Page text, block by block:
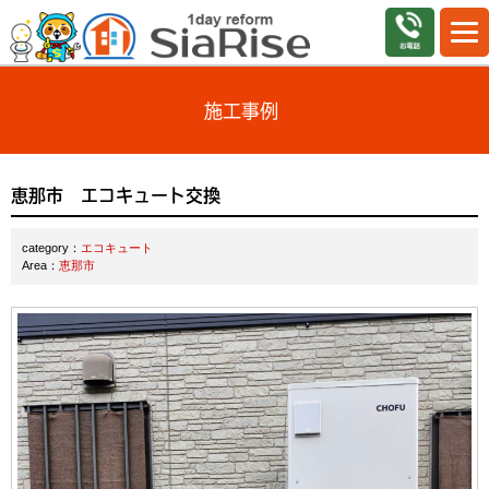
施工事例
恵那市 エコキュート交換
category： エコキュート
Area： 恵那市